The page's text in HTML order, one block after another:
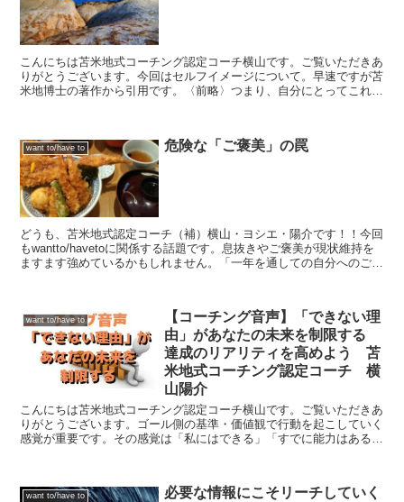
こんにちは苫米地式コーチング認定コーチ横山です。ご覧いただきあ
りがとうございます。今回はセルフイメージについて。早速ですが苫
米地博士の著作から引用です。〈前略〉つまり、自分にとってこれが
want to/have to 危険な「ご褒美」の罠
どうも、苫米地式認定コーチ（補）横山・ヨシエ・陽介です！！今回
もwantto/havetoに関係する話題です。息抜きやご褒美が現状維持を
ますます強めているかもしれません。「一年を通しての自分へのご褒
want to/have to
【コーチング音声】「できない理
由」があなたの未来を制限する
達成のリアリティを高めよう 苫
米地式コーチング認定コーチ 横
山陽介
こんにちは苫米地式コーチング認定コーチ横山です。ご覧いただきあ
りがとうございます。ゴール側の基準・価値観で行動を起こしていく
感覚が重要です。その感覚は「私にはできる」「すでに能力はある」
want to/have to 必要な情報にこそリーチしていく